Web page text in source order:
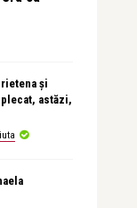
și
astăzi,